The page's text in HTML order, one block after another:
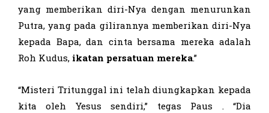
yang memberikan diri-Nya dengan menurunkan
Putra, yang pada gilirannya memberikan diri-Nya
kepada Bapa, dan cinta bersama mereka adalah
Roh Kudus, ikatan persatuan mereka.”
“Misteri Tritunggal ini telah diungkapkan kepada
kita oleh Yesus sendiri,” tegas Paus . “Dia